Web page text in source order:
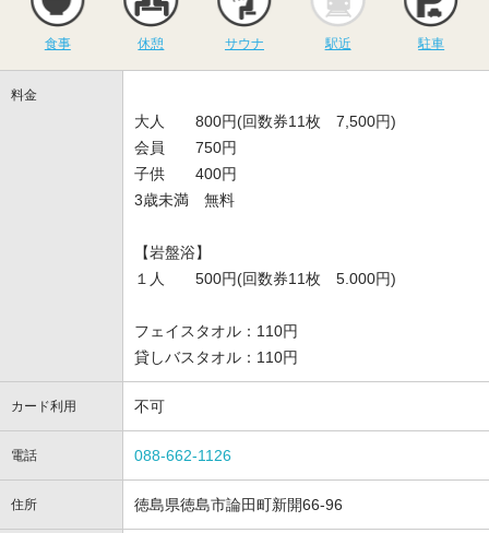
食事 休憩 サウナ 駅近 駐車
料金
大人 800円(回数券11枚 7,500円)
会員 750円
子供 400円
3歳未満 無料
【岩盤浴】
１人 500円(回数券11枚 5.000円)
フェイスタオル：110円
貸しバスタオル：110円
カード利用 不可
電話 088-662-1126
住所 徳島県徳島市論田町新開66-96